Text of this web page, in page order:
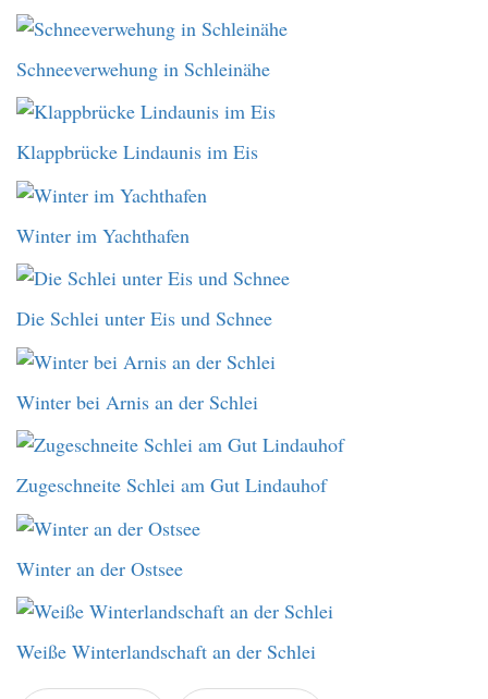
Schneeverwehung in Schleinähe
Klappbrücke Lindaunis im Eis
Winter im Yachthafen
Die Schlei unter Eis und Schnee
Winter bei Arnis an der Schlei
Zugeschneite Schlei am Gut Lindauhof
Winter an der Ostsee
Weiße Winterlandschaft an der Schlei